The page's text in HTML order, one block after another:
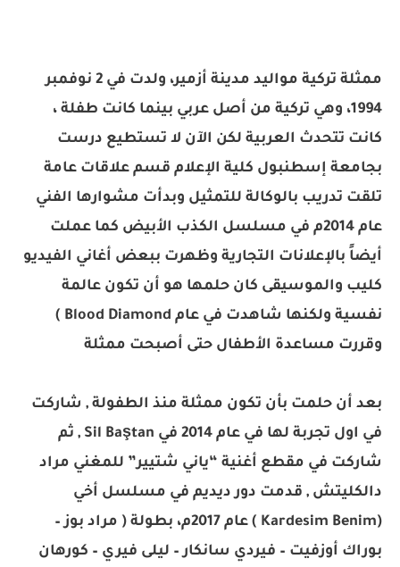
ممثلة تركية مواليد مدينة أزمير، ولدت في 2 نوفمبر
1994، وهي تركية من أصل عربي بينما كانت طفلة ،
كانت تتحدث العربية لكن الآن لا تستطيع درست
بجامعة إسطنبول كلية الإعلام قسم علاقات عامة
تلقت تدريب بالوكالة للتمثيل وبدأت مشوارها الفني
عام 2014م في مسلسل الكذب الأبيض كما عملت
أيضاً بالإعلانات التجارية وظهرت ببعض أغاني الفيديو
كليب والموسيقى كان حلمها هو أن تكون عالمة
نفسية ولكنها شاهدت في عام Blood Diamond )
وقررت مساعدة الأطفال حتى أصبحت ممثلة
بعد أن حلمت بأن تكون ممثلة منذ الطفولة , شاركت
في اول تجربة لها في عام 2014 في Sil Baştan , ثم
شاركت في مقطع أغنية “ياني شتيير” للمغني مراد
دالكليتش , قدمت دور ديديم في مسلسل أخي
(Kardesim Benim ) عام 2017م، بطولة ( مراد بوز –
بوراك أوزفيت – فيردي سانكار – ليلى فيري – كورهان